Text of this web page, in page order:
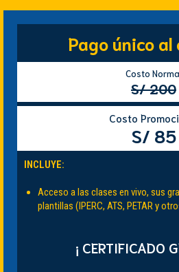
Pago único al
Costo
S/ 200
Costo
S/ 85
INCLUYE:
Acceso a las clases en vivo, sus
plantillas (IPERC, ATS, PETAR y
¡ CERTIFICADO